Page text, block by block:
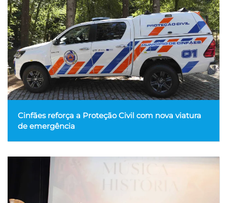
Cinfães reforça a Proteção Civil com nova viatura
de emergência